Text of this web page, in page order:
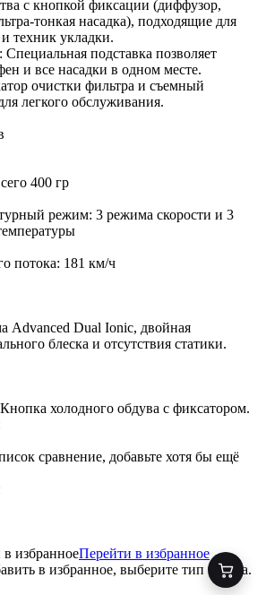
с кнопкой фиксации (диффузор,
тонкая насадка), подходящие для
техник укладки.
подставка позволяет
и все насадки в одном месте.
очистки фильтра и съемный
легкого обслуживания.
400 гр
режим: 3 режима скорости и 3
потока: 181 км/ч
Advanced Dual Ionic, двойная
блеска и отсутствия статики.
холодного обдува с фиксатором.
сравнение, добавьте хотя бы ещё
в избранноеПерейти в избранное
в избранное, выберите тип товара.